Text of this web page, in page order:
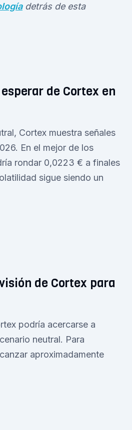
detrás de esta
de Cortex en
Cortex muestra señales
En el mejor de los
rondar 0,0223 € a finales
sigue siendo un
de Cortex para
podría acercarse a
neutral. Para
aproximadamente